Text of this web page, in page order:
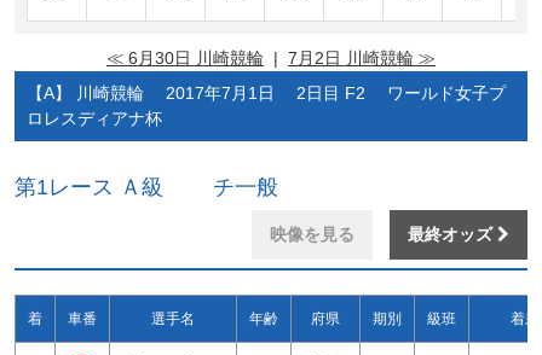
≪ 6月30日 川崎競輪 | 7月2日 川崎競輪 ≫
【A】 川崎競輪 2017年7月1日 2日目 F2 ワールド女子プ
ロレスディアナ杯
第1レース Ａ級 チ一般
映像を見る 最終オッズ
着 車番 選手名 年齢 府県 期別 級班 着差